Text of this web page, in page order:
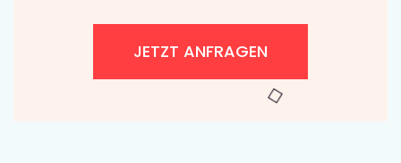
JETZT ANFRAGEN